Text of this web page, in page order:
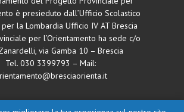
è presieduto dall’Ufficio Scolastico
la Lombardia Ufficio IV AT Brescia
per l’Orientamento ha sede c/o
Zanardelli, via Gamba 10 – Brescia
Tel. 030 3399793 – Mail: